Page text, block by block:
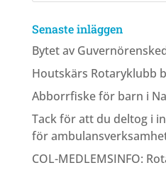
Senaste inläggen
Bytet av
Houtskärs Rotaryklubb
Abborrfiske för barn i
Tack för att du deltog i
för
COL-MEDLEMSINFO: